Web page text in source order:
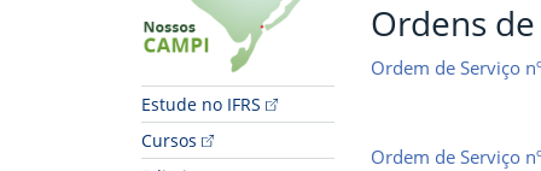
Estude no IFRS
Cursos
Ordens
Ordem de Serviço
Ordem de Serviço